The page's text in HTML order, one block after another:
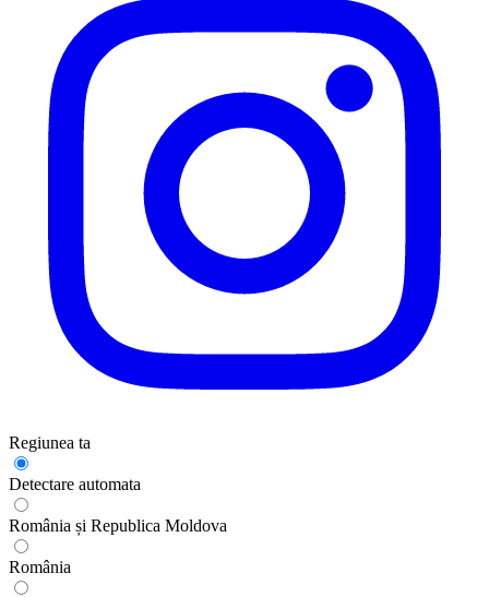
Regiunea ta
Detectare automata
România și Republica Moldova
România